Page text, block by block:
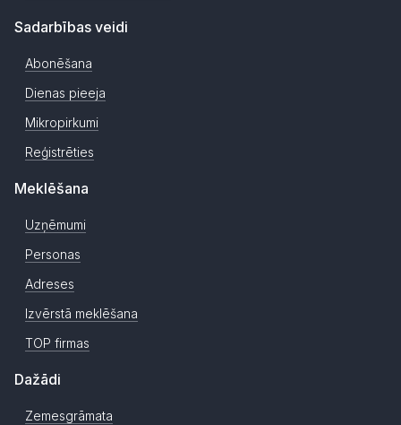
Sadarbības veidi
Abonēšana
Dienas pieeja
Mikropirkumi
Reģistrēties
Meklēšana
Uzņēmumi
Personas
Adreses
Izvērstā meklēšana
TOP firmas
Dažādi
Zemesgrāmata